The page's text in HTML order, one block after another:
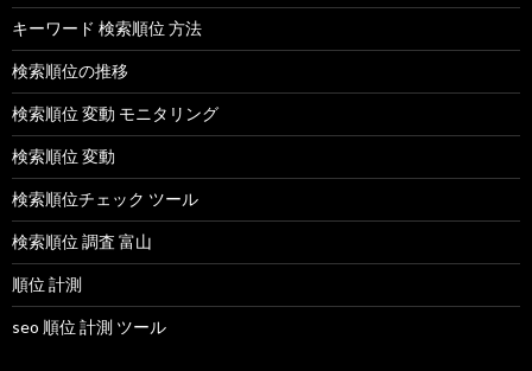
キーワード 検索順位 方法
検索順位の推移
検索順位 変動 モニタリング
検索順位 変動
検索順位チェック ツール
検索順位 調査 富山
順位 計測
seo 順位 計測 ツール